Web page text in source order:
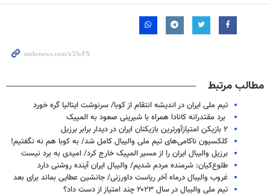
مطالب مرتبط
تیم ملی ایران در اندیشه انتقام از کوبا/ سرنوشت ایتالیا گره خورد
‌ برد مقتدرانه کانادا همراه با شیرینی صعود به المپیک
۲ بازیکن امتیازآورترین بازیکنان ایران در دیدار برابر برزیل
کلکسیون ناکامی‌های تیم ملی والیبال کامل شد/ به کوبا هم نه نگفتیم!
برزیل والیبال ایران را از مسیر المپیک خارج کرد/ امیدی به برد نیست
طلوع‌کیان: شرمنده مردم شدیم/ والیبال ایران آینده روشنی دارد
غروب والیبال درماه آخر ریاست داورزنی/ جانشین عطایی بماند برای بعد
تیم ملی والیبال در سال ۲۰۲۳ چند امتیاز از دست داد؟